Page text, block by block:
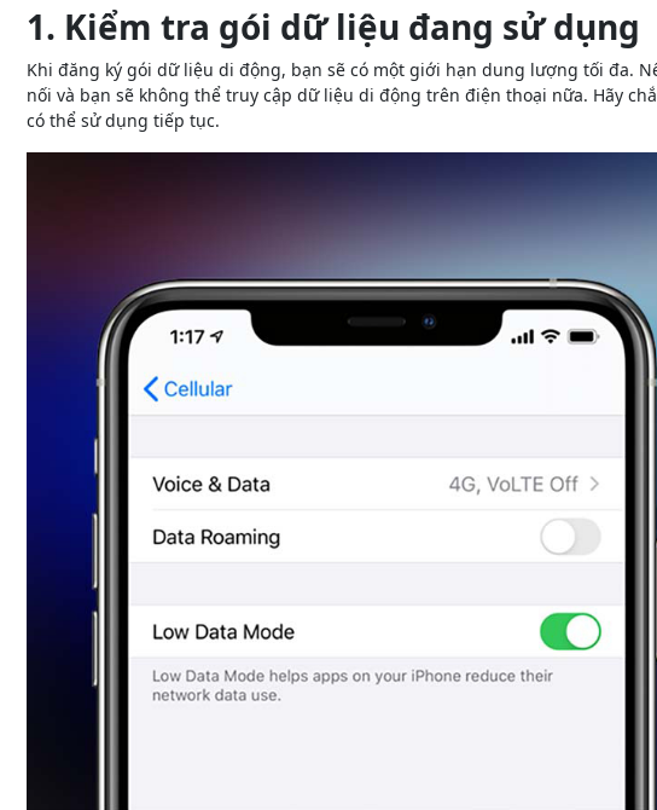
1. Kiểm tra gói dữ liệu đang sử dụng
Khi đăng ký gói dữ liệu di động, bạn sẽ có một giới hạn dung lượng tối đa.
nối và bạn sẽ không thể truy cập dữ liệu di động trên điện thoại nữa. Hãy
có thể sử dụng tiếp tục.